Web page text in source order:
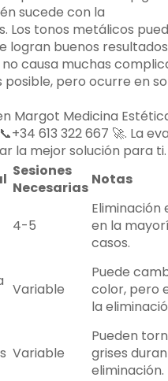
sucede con la
Los tonos metálicos
logran buenos
causa muchas
pero ocurre en
Margot Medicina
613 322 667 🚀. La
la mejor solución para ti.
Sesiones
Necesarias Notas
4-5
Eliminación
en la
casos.
Variable
Puede
color, pero
la
Variable
Pueden
grises
eliminación.